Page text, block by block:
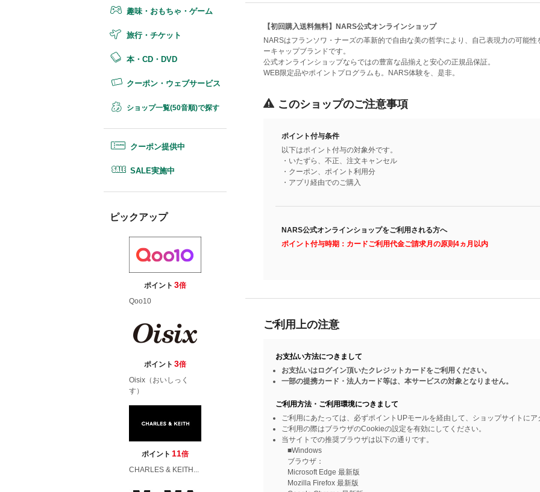
趣味・おもちゃ・ゲーム
旅行・チケット
本・CD・DVD
クーポン・ウェブサービス
ショップ一覧(50音順)で探す
クーポン提供中
SALE実施中
ピックアップ
ポイント 3倍
Qoo10
ポイント 3倍
Oisix（おいしっく
す）
ポイント 11倍
CHARLES & KEITH...
【初回購入送料無料】NARS公式オンラインショップ
NARSはフランソワ・ナーズの革新的で自由な美の哲学により、自己表現力の可能
ーキャップブランドです。
公式オンラインショップならではの豊富な品揃えと安心の正規品保証。
WEB限定品やポイントプログラムも。NARS体験を、是非。
このショップのご注意事項
ポイント付与条件
以下はポイント付与の対象外です。
・いたずら、不正、注文キャンセル
・クーポン、ポイント利用分
・アプリ経由でのご購入
NARS公式オンラインショップをご利用される方へ
ポイント付与時期：カードご利用代金ご請求月の原則4ヵ月以内
ご利用上の注意
お支払い方法につきまして
お支払いはログイン頂いたクレジットカードをご利用ください。
一部の提携カード・法人カード等は、本サービスの対象となりません。
ご利用方法・ご利用環境につきまして
ご利用にあたっては、必ずポイントUPモールを経由して、ショップサイトにア
ご利用の際はブラウザのCookieの設定を有効にしてください。
当サイトでの推奨ブラウザは以下の通りです。
■Windows
ブラウザ：
Microsoft Edge 最新版
Mozilla Firefox 最新版